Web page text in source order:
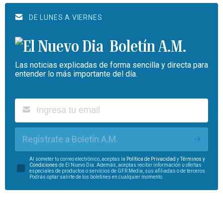
DE LUNES A VIERNES
Boletín A.M.
Las noticias explicadas de forma sencilla y directa para
entender lo más importante del día.
Regístrate a Boletín A.M.
Al someter tu correo electrónico, aceptas la Política de Privacidad yTérminos y
Condiciones de El Nuevo Día. Además, aceptas recibir información u ofertas
especiales de productos o servicios de GFR Media, sus afiliadas o de terceros.
Podrás optar salirte de los boletines en cualquier momento.